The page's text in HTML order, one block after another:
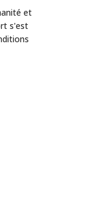
et
s'est